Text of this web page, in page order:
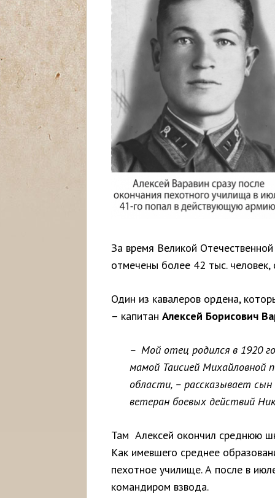
ь
За время Великой
отмечены более 42 тыс.
Один из кавалеров ордена,
– капитан Алексей Борисович
– Мой отец родился в 1920
мамой Таисией Михайловной
области, – рассказывает
ветеран боевых действий
Там Алексей окончил среднюю
Как имевшего среднее
пехотное училище. А после в
командиром взвода.